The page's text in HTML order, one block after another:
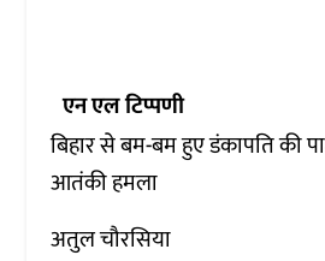
एन एल टिप्पणी
बिहार से बम-बम हुए डंकापति की
आतंकी हमला
अतुल चौरसिया